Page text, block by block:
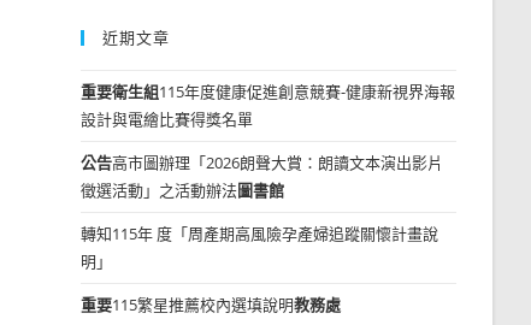
近期文章
重要衛生組115年度健康促進創意競賽-健康新視界海報
設計與電繪比賽得獎名單
公告高市圖辦理「2026朗聲大賞：朗讀文本演出影片
徵選活動」之活動辦法圖書館
轉知115年 度「周產期高風險孕產婦追蹤關懷計畫說
明」
重要115繁星推薦校內選填說明教務處